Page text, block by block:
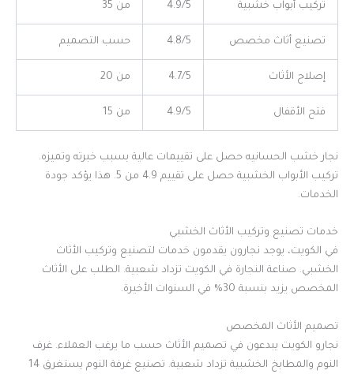
تركيب أبواب خشبية 4.9/5 من 35
تصنيع أثاث مخصص 4.8/5 حسب التصميم
إصلاح الأثاث 4.7/5 من 20
فتح الأقفال 4.9/5 من 15
نجار خشب الحسانيه حصل على تقييمات عالية بسبب خبرته وتميزه.
تركيب الأبواب الخشبية حصل على تقييم 4.9 من 5. هذا يؤكد جودة
الخدمات.
خدمات تصنيع وتركيب الأثاث الخشبي
في الكويت، يوجد نجارون يقدمون خدمات لتصنيع وتركيب الأثاث
الخشبي. صناعة النجارة في الكويت تزداد شعبية. الطلب على الأثاث
المخصص يزيد بنسبة 30% في السنوات الأخيرة.
تصميم الأثاث المخصص
نجارو الكويت يبدعون في تصميم الأثاث حسب ما يرغب العملاء. غرف
النوم والمطابخ الخشبية تزداد شعبية. تصنيع غرفة النوم يستغرق 14